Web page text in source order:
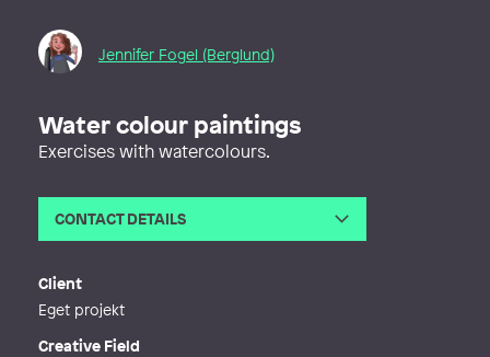
Jennifer Fogel (Berglund)
Water colour paintings
Exercises with watercolours.
CONTACT DETAILS
Client
Eget projekt
Creative Field